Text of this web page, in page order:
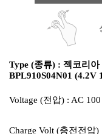
Type (종류) : 젝코리
BPL910S04N01 (4.2V
Voltage (전압) : AC
Charge Volt (충전전압)